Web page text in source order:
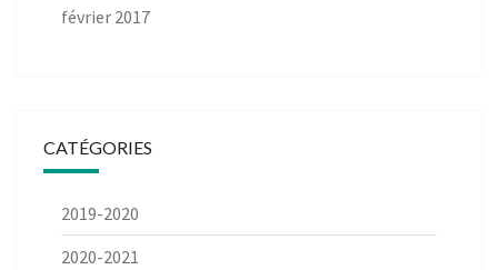
février 2017
CATÉGORIES
2019-2020
2020-2021